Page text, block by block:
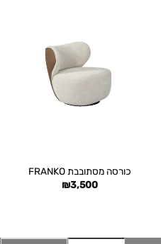
כורסה מסתובבת FRANKO
₪3,500